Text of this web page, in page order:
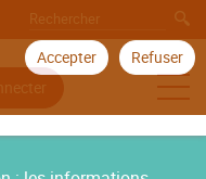
Accepter Refuser